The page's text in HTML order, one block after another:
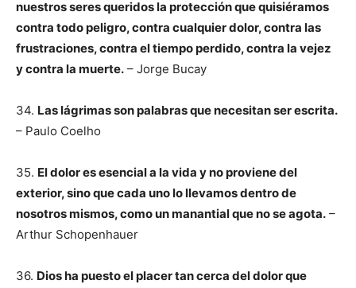
nuestros seres queridos la protección que quisiéramos
contra todo peligro, contra cualquier dolor, contra las
frustraciones, contra el tiempo perdido, contra la vejez
y contra la muerte. – Jorge Bucay
34. Las lágrimas son palabras que necesitan ser escrita.
– Paulo Coelho
35. El dolor es esencial a la vida y no proviene del
exterior, sino que cada uno lo llevamos dentro de
nosotros mismos, como un manantial que no se agota. –
Arthur Schopenhauer
36. Dios ha puesto el placer tan cerca del dolor que